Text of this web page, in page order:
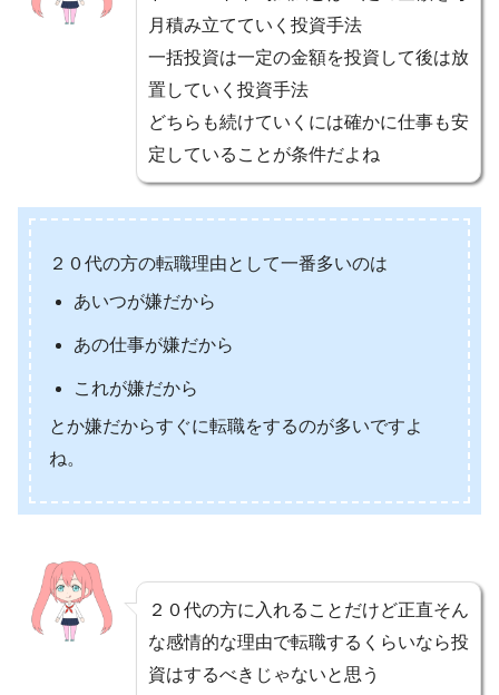
月積み立てていく投資手法
一括投資は一定の金額を投資して後は放
置していく投資手法
どちらも続けていくには確かに仕事も安
定していることが条件だよね
２０代の方の転職理由として一番多いのは
あいつが嫌だから
あの仕事が嫌だから
これが嫌だから
とか嫌だからすぐに転職をするのが多いですよ
ね。
２０代の方に入れることだけど正直そん
な感情的な理由で転職するくらいなら投
資はするべきじゃないと思う